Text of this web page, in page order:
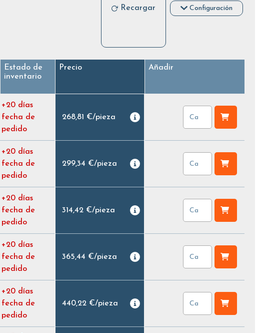
Recargar Configuración
Estado de
inventario
Precio Añadir
+20 días
fecha de
pedido
268,81 €/pieza
+20 días
fecha de
pedido
299,34 €/pieza
+20 días
fecha de
pedido
314,42 €/pieza
+20 días
fecha de
pedido
365,44 €/pieza
+20 días
fecha de
pedido
440,22 €/pieza